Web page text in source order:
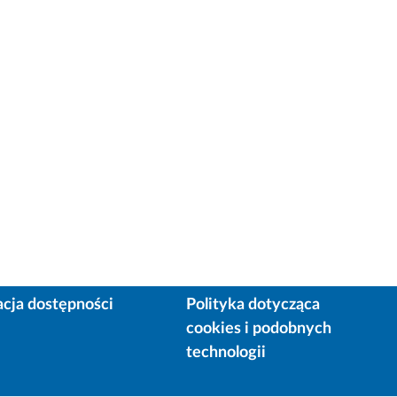
dostępności
Polityka dotycząca
cookies i podobnych
technologii